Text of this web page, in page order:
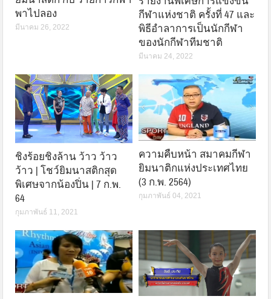
พาไปลอง
มีนาคม 26, 2022
กีฬาแห่งชาติ ครั้งที่ 47 และ
พิธีอำลาการเป็นนักกีฬา
ของนักกีฬาทีมชาติ
มีนาคม 24, 2022
ชิงร้อยชิงล้าน ว้าว ว้าว
ว้าว | โชว์ยิมนาสติกสุด
พิเศษจากน้องปิ่น | 7 ก.พ.
64
กุมภาพันธ์ 11, 2021
ความคืบหน้า สมาคมกีฬา
ยิมนาติกแห่งประเทศไทย
(3 ก.พ. 2564)
กุมภาพันธ์ 04, 2021